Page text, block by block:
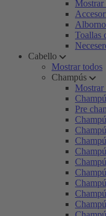
Mostrar
Toallas
Cabello
Mostrar todos
Champús
Mostrar
Pre